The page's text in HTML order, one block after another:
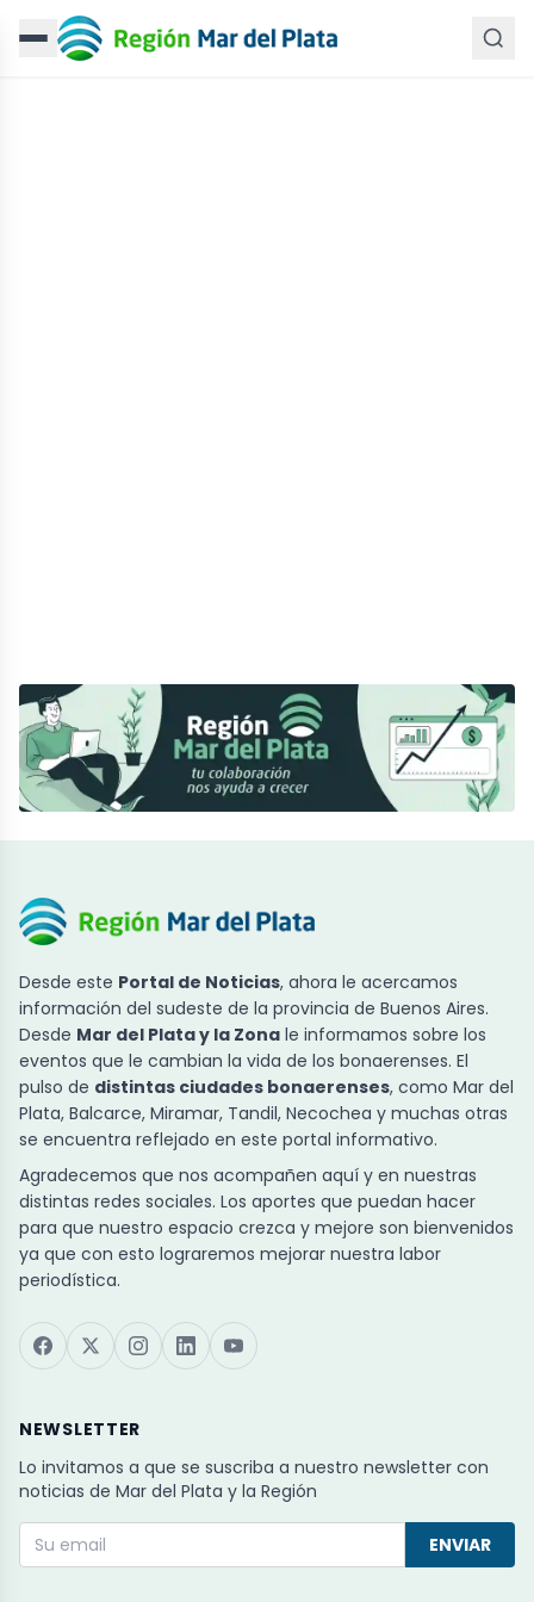
Desde este Portal de Noticias, ahora le acercamos
información del sudeste de la provincia de Buenos Aires.
Desde Mar del Plata y la Zona le informamos sobre los
eventos que le cambian la vida de los bonaerenses. El
pulso de distintas ciudades bonaerenses, como Mar del
Plata, Balcarce, Miramar, Tandil, Necochea y muchas otras
se encuentra reflejado en este portal informativo.
Agradecemos que nos acompañen aquí y en nuestras
distintas redes sociales. Los aportes que puedan hacer
para que nuestro espacio crezca y mejore son bienvenidos
ya que con esto lograremos mejorar nuestra labor
periodística.
NEWSLETTER
Lo invitamos a que se suscriba a nuestro newsletter con
noticias de Mar del Plata y la Región
ENVIAR